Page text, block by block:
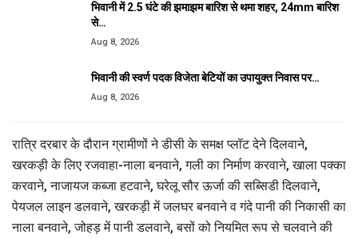
भिवानी में 2.5 घंटे की झमाझम बारिश से थमा शहर, 24mm बारिश
से…
Aug 8, 2026
भिवानी की स्वर्ण पदक विजेता बेटियों का उपायुक्त निवास पर…
Aug 8, 2026
रात्रि दरबार के दौरान ग्रामीणों ने डीसी के समक्ष प्लॉट देने दिलवाने,
खरकड़ी के लिए रजवाहा-नाला बनवाने, गली का निर्माण करवाने, खाला पक्का
करवाने, नाजायज कब्जा हटवाने, घरेलू सौर ऊर्जा की सब्सिडी दिलवाने,
पेयजल लाइन डलवाने, खरकड़ी में जलघर बनवाने व गंदे पानी की निकासी का
नाला बनवाने, जोहड़ में पानी डलवाने, बसों को नियमित रूप से चलवाने की